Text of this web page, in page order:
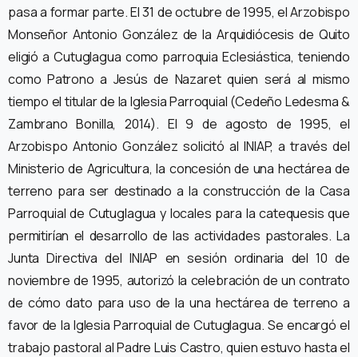
pasa a formar parte. El 31 de octubre de 1995, el Arzobispo
Monseñor Antonio González de la Arquidiócesis de Quito
eligió a Cutuglagua como parroquia Eclesiástica, teniendo
como Patrono a Jesús de Nazaret quien será al mismo
tiempo el titular de la Iglesia Parroquial (Cedeño Ledesma &
Zambrano Bonilla, 2014). El 9 de agosto de 1995, el
Arzobispo Antonio González solicitó al INIAP, a través del
Ministerio de Agricultura, la concesión de una hectárea de
terreno para ser destinado a la construcción de la Casa
Parroquial de Cutuglagua y locales para la catequesis que
permitirían el desarrollo de las actividades pastorales. La
Junta Directiva del INIAP en sesión ordinaria del 10 de
noviembre de 1995, autorizó la celebración de un contrato
de cómo dato para uso de la una hectárea de terreno a
favor de la Iglesia Parroquial de Cutuglagua. Se encargó el
trabajo pastoral al Padre Luis Castro, quien estuvo hasta el